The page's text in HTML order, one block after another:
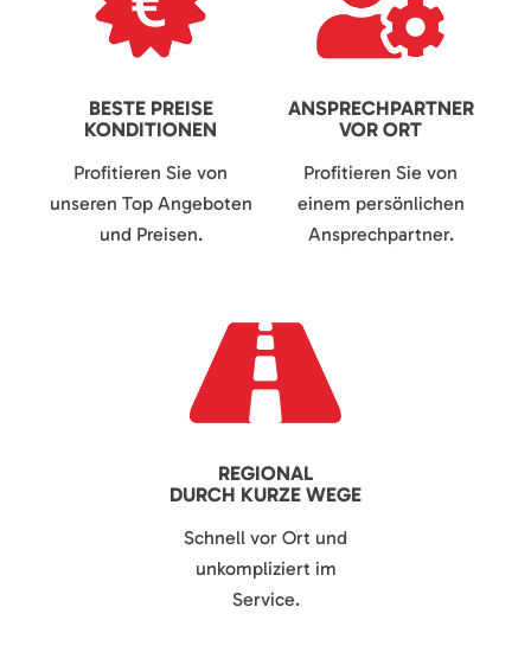
BESTE PREISE
KONDITIONEN
Profitieren Sie von
unseren Top Angeboten
und Preisen.
ANSPRECHPARTNER
VOR ORT
Profitieren Sie von
einem persönlichen
Ansprechpartner.
REGIONAL
DURCH KURZE WEGE
Schnell vor Ort und
unkompliziert im
Service.